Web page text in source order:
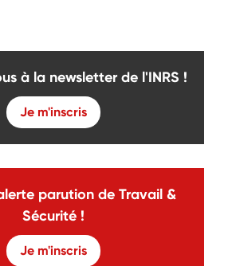
à la newsletter de l'INRS !
Je m'inscris
parution de Travail &
Sécurité !
Je m'inscris